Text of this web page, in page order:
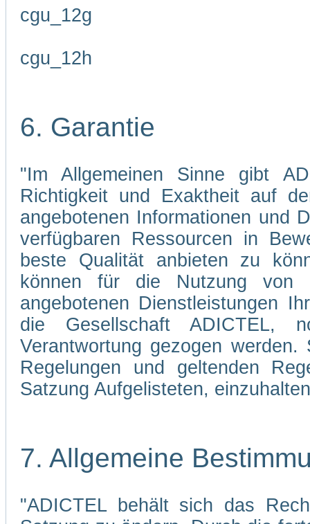
cgu_12g
cgu_12h
6. Garantie
"Im Allgemeinen Sinne gibt
Richtigkeit und Exaktheit auf
angebotenen Informationen und
verfügbaren Ressourcen in
beste Qualität anbieten zu
können für die Nutzung von
angebotenen Dienstleistungen
die Gesellschaft ADICTEL,
Verantwortung gezogen
Regelungen und geltenden
Satzung Aufgelisteten,
7. Allgemeine
"ADICTEL behält sich das